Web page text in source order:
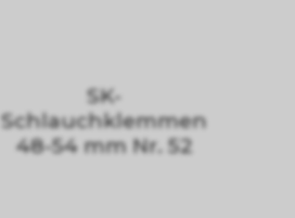
SK-
Schlauchklemmen
48-54 mm Nr. 52